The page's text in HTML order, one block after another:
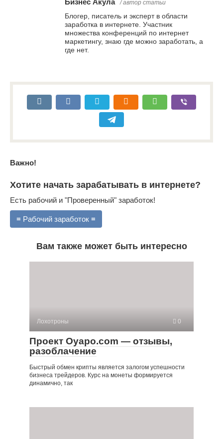
Бизнес Акула / автор статьи
Блогер, писатель и эксперт в области
заработка в интернете. Участник
множества конференций по интернет
маркетингу, знаю где можно заработать, а
где нет.
Важно!
Хотите начать зарабатывать в интернете?
Есть рабочий и "Проверенный" заработок!
≡ Рабочий заработок ≡
Вам также может быть интересно
Лохотроны 0
Проект Oyapo.com — отзывы,
разоблачение
Быстрый обмен крипты является залогом успешности
бизнеса трейдеров. Курс на монеты формируется
динамично, так